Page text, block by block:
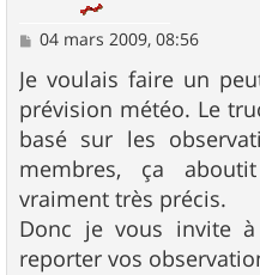
M
s
s
a
g
e
04 mars 2009, 08:56
Je voulais faire un
prévision météo. Le
basé sur les
membres, ça
vraiment très précis.
Donc je vous invite
reporter vos